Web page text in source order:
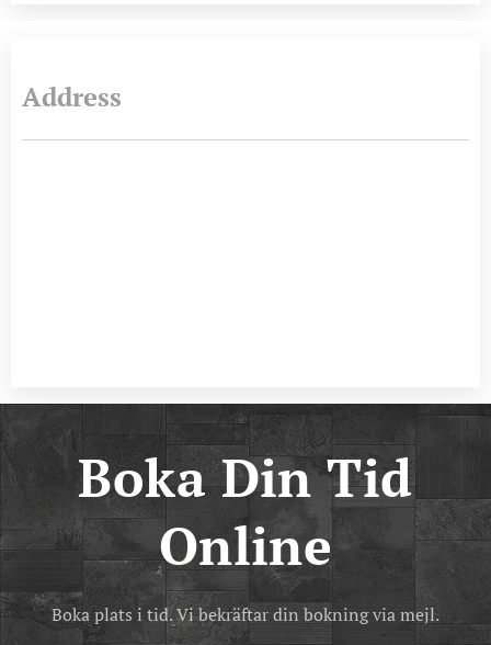
Address
Boka Din Tid
Online
Boka plats i tid. Vi bekräftar din bokning via mejl.